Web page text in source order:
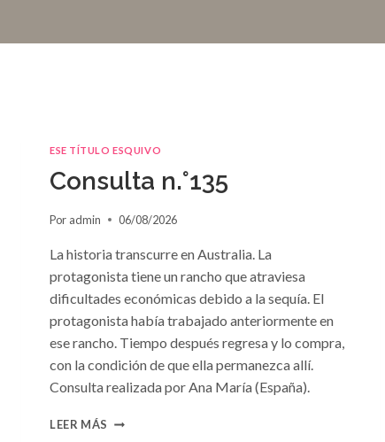
ESE TÍTULO ESQUIVO
Consulta n.°135
Por admin 06/08/2026
La historia transcurre en Australia. La
protagonista tiene un rancho que atraviesa
dificultades económicas debido a la sequía. El
protagonista había trabajado anteriormente en
ese rancho. Tiempo después regresa y lo compra,
con la condición de que ella permanezca allí.
Consulta realizada por Ana María (España).
LEER MÁS CONSULTA